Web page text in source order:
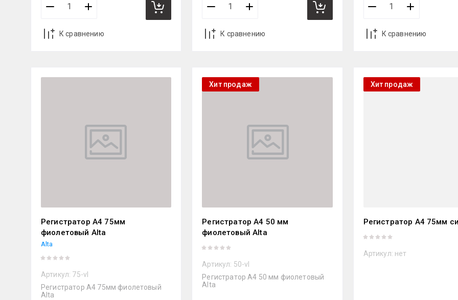
К сравнению К сравнению К сравнению
Регистратор А4 75мм
фиолетовый Alta
Alta
Артикул: 75-vl
Регистратор А4 75мм фиолетовый
Alta
Хит продаж
Регистратор А4 50 мм
фиолетовый Alta
Артикул: 50-vl
Регистратор А4 50 мм фиолетовый
Alta
Хит продаж
Регистратор А4 75мм
Артикул: нет